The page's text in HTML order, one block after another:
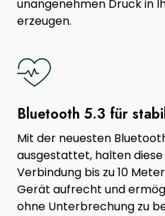
unangenehmen Druck in
erzeugen.
Bluetooth 5.3 für
Mit der neuesten
ausgestattet, halten
Verbindung bis zu 10
Gerät aufrecht und
ohne Unterbrechung zu